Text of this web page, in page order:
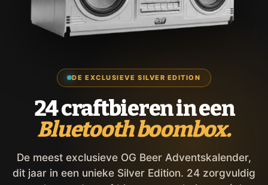
DE EXCLUSIEVE SILVER EDITION
24 craftbieren in een
Bluetooth boombox.
De meest exclusieve OG Beer Adventskalender,
dit jaar in een unieke Silver Edition. 24 zorgvuldig